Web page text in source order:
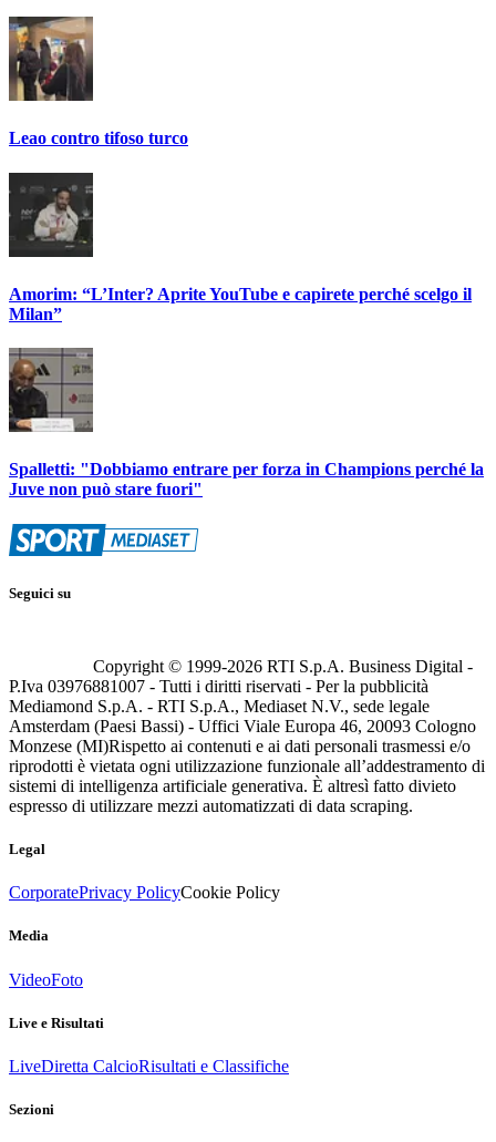
Leao contro tifoso turco
Amorim: “L’Inter? Aprite YouTube e capirete perché scelgo il
Milan”
Spalletti: "Dobbiamo entrare per forza in Champions perché la
Juve non può stare fuori"
Seguici su
Copyright © 1999-2026 RTI S.p.A. Business Digital -
P.Iva 03976881007 - Tutti i diritti riservati - Per la pubblicità
Mediamond S.p.A. - RTI S.p.A., Mediaset N.V., sede legale
Amsterdam (Paesi Bassi) - Uffici Viale Europa 46, 20093 Cologno
Monzese (MI)Rispetto ai contenuti e ai dati personali trasmessi e/o
riprodotti è vietata ogni utilizzazione funzionale all’addestramento di
sistemi di intelligenza artificiale generativa. È altresì fatto divieto
espresso di utilizzare mezzi automatizzati di data scraping.
Legal
CorporatePrivacy PolicyCookie Policy
Media
VideoFoto
Live e Risultati
LiveDiretta CalcioRisultati e Classifiche
Sezioni